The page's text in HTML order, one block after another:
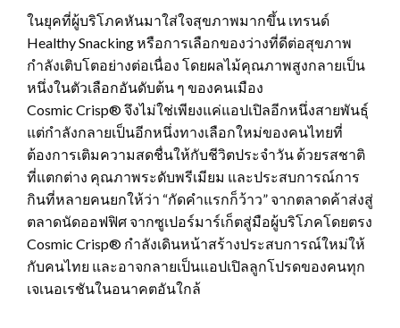
ในยุคที่ผู้บริโภคหันมาใส่ใจสุขภาพมากขึ้น เทรนด์
Healthy Snacking หรือการเลือกของว่างที่ดีต่อสุขภาพ
กำลังเติบโตอย่างต่อเนื่อง โดยผลไม้คุณภาพสูงกลายเป็น
หนึ่งในตัวเลือกอันดับต้น ๆ ของคนเมือง
Cosmic Crisp® จึงไม่ใช่เพียงแค่แอปเปิลอีกหนึ่งสายพันธุ์
แต่กำลังกลายเป็นอีกหนึ่งทางเลือกใหม่ของคนไทยที่
ต้องการเติมความสดชื่นให้กับชีวิตประจำวัน ด้วยรสชาติ
ที่แตกต่าง คุณภาพระดับพรีเมียม และประสบการณ์การ
กินที่หลายคนยกให้ว่า “กัดคำแรกก็ว้าว” จากตลาดค้าส่งสู่
ตลาดนัดออฟฟิศ จากซูเปอร์มาร์เก็ตสู่มือผู้บริโภคโดยตรง
Cosmic Crisp® กำลังเดินหน้าสร้างประสบการณ์ใหม่ให้
กับคนไทย และอาจกลายเป็นแอปเปิลลูกโปรดของคนทุก
เจเนอเรชันในอนาคตอันใกล้